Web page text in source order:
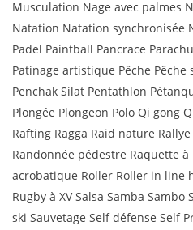
Musculation Nage avec palmes
Natation Natation synchronisée
Padel Paintball Pancrace
Patinage artistique Pêche
Penchak Silat Pentathlon
Plongée Plongeon Polo Qi gong
Rafting Ragga Raid nature
Randonnée pédestre Raquette à
acrobatique Roller Roller in line
Rugby à XV Salsa Samba
ski Sauvetage Self défense Self